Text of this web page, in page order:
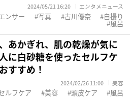
2024/05/21 16:20 エンタメニュース
ンサー 写真 古川優奈 自撮り
風呂
あかぎれ、肌の乾燥が気に
に白砂糖を使ったセルフケ
すすめ！
2024/02/26 11:00 美容
ルフケア 美容 頭皮ケア 風呂